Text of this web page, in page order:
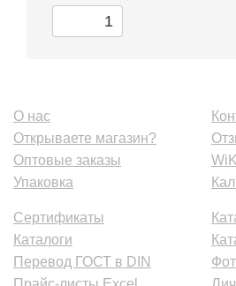
О нас
Открываете магазин?
Оптовые заказы
Упаковка
Сертификаты
Каталоги
Перевод ГОСТ в DIN